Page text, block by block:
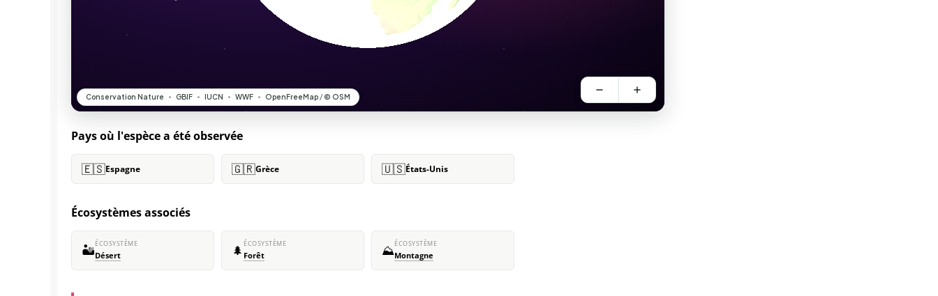
Pays où l'espèce a été observée
🇪🇸Espagne 🇬🇷Grèce 🇺🇸États-Unis
Écosystèmes associés
🏜️ÉCOSYSTÈME
Désert 🌲 ÉCOSYSTÈME
Forêt ⛰️ÉCOSYSTÈME
Montagne